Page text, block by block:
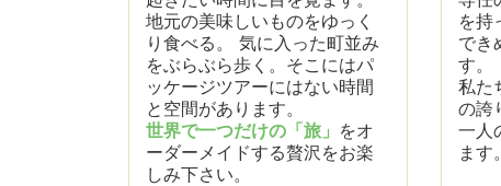
地元の美味しいものをゆっく
り食べる。 気に入った町並み
をぶらぶら歩く。そこにはパ
ッケージツアーにはない時間
と空間があります。
世界で一つだけの「旅」 をオ
ーダーメイドする贅沢をお楽
しみ下さい。
を持
でき
す。
私た
の誇
一人
ます。